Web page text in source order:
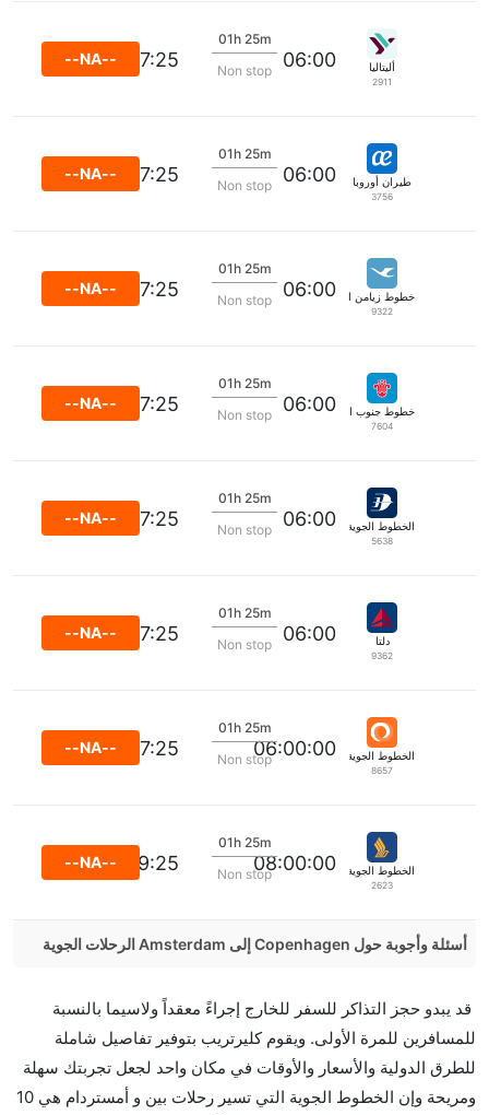
أليتاليا
2911
06:00
01h 25m
Non stop
07:25
--NA--
طيران أوروبا
3756
06:00
01h 25m
Non stop
07:25
--NA--
خطوط زيامن الجوية
9322
06:00
01h 25m
Non stop
07:25
--NA--
خطوط جنوب الصين الجوية
7604
06:00
01h 25m
Non stop
07:25
--NA--
الخطوط الجوية الماليزية
5638
06:00
01h 25m
Non stop
07:25
--NA--
دلتا
9362
06:00
01h 25m
Non stop
07:25
--NA--
الخطوط الجوية غول المحدودة
8657
06:00:00
01h 25m
Non stop
07:25
--NA--
الخطوط الجوية السنغافورية
2623
08:00:00
01h 25m
Non stop
09:25
--NA--
أسئلة وأجوبة حول Copenhagen إلى Amsterdam الرحلات الجوية
مباشرة من إلىأمستردام مما تستغرقه الخطوط الجوية
الأخرى؟
نعم. توفر كل من Vueling Airlines أسرع رحلات الطيران
على هذا الطريق،
قد يبدو حجز التذاكر للسفر للخارج إجراءً معقداً ولاسيما بالنسبة
للمسافرين للمرة الأولى. ويقوم كليرتريب بتوفير تفاصيل شاملة
للطرق الدولية والأسعار والأوقات في مكان واحد لجعل تجربتك سهلة
ومريحة وإن الخطوط الجوية التي تسير رحلات بين و أمستردام هي 10